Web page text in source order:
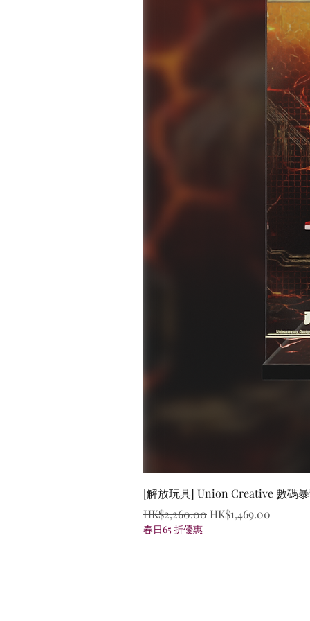
[解放玩具] Union Creative 數碼
一般價格
HK$2,260.00 促銷價格
HK$1,469.00
春日65 折優惠